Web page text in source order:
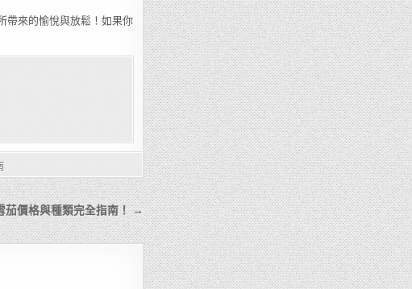
帶來的愉悅與放鬆！如果你
茄價格與種類完全指南！ →